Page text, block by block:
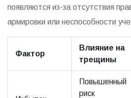
появляются из-за отсутствия
армировки или неспособности
Фактор
Влияние на
трещины
Повышенный
риск